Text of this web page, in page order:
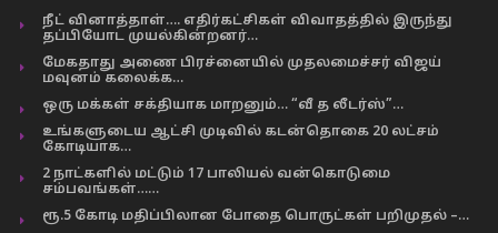
நீட் வினாத்தாள்…. எதிர்கட்சிகள் விவாதத்தில் இருந்து
தப்பியோட முயல்கின்றனர்…
மேகதாது அணை பிரச்னையில் முதலமைச்சர் விஜய்
மவுனம் கலைக்க…
ஒரு மக்கள் சக்தியாக மாறனும்… “வீ த லீடர்ஸ்”…
உங்களுடைய ஆட்சி முடிவில் கடன்தொகை 20 லட்சம்
கோடியாக…
2 நாட்களில் மட்டும் 17 பாலியல் வன்கொடுமை
சம்பவங்கள்……
ரூ.5 கோடி மதிப்பிலான போதை பொருட்கள் பறிமுதல் –…